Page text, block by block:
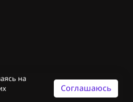
на
Соглашаюсь